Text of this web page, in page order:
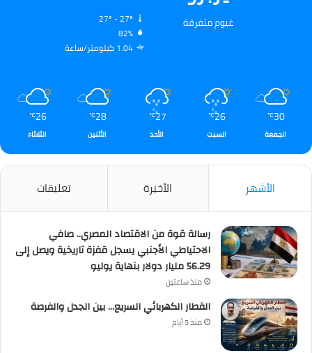
غيوم متفرقة
82%
1.04 كيلومتر/ساعة
30
℃
الجمعة
26
℃
السبت
27
℃
الأحد
28
℃
الأثنين
26
℃
الثلاثاء
الأشهر الأخيرة تعليقات
رسالة قوة من الاقتصاد المصري.. صافي
الاحتياطي الأجنبي يسجل قفزة تاريخية ويصل إلى
56.29 مليار دولار بنهاية يوليو
منذ ساعتين
القطار الكهربائي السريع… بين الجدل والفرصة
منذ 5 أيام